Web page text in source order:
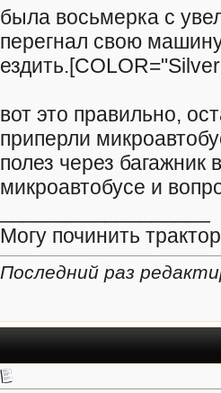
была восьмерка с
перегнал свою
вот это правильно,
приперли
полез через
микроавтобусе и
Могу починить
Последний раз